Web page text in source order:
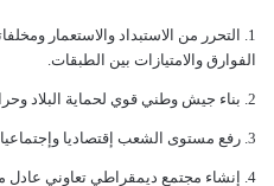
أعمارهم (14) عاماً
عملية التجنيد لدى
ﺍﻟﺘﺤﺮﺭ ﻣﻦ ﺍﻻﺳﺘﺒﺪﺍﺩ ﻭﺍﻻﺳﺘﻌﻤﺎﺭ
ﺍﻟﻔﻮﺍﺭﻕ ﻭﺍﻻﻣﺘﻴﺎﺯﺍﺕ ﺑﻴﻦ ﺍﻟﻄﺒﻘﺎﺕ.
ﺑﻨﺎﺀ ﺟﻴﺶ ﻭﻃﻨﻲ ﻗﻮﻱ ﻟﺤﻤﺎﻳﺔ ﺍﻟﺒﻼﺩ
ﺭﻓﻊ ﻣﺴﺘﻮﻯ ﺍﻟﺸﻌﺐ ﺇﻗﺘﺼﺎﺩﻳﺎ ﻭﺇﺟﺘﻤﺎﻋﻴﺎ
ﺇﻧﺸﺎﺀ ﻣﺠﺘﻤﻊ ﺩﻳﻤﻘﺮﺍﻃﻲ ﺗﻌﺎﻭﻧﻲ